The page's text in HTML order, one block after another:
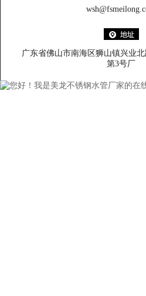
广东省佛山市南海区狮山镇兴业
第3号厂